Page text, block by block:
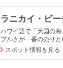
ラニカイ・ビー
ハワイ語で「天国の
プルさが一番の売り
スポット情報を見る